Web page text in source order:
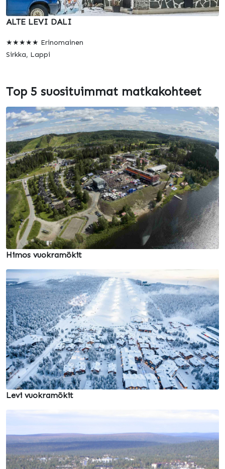
ALTE LEVI DALI
★★★★★ Erinomainen
Sirkka, Lappi
Top 5 suosituimmat matkakohteet
Himos vuokramökit
Levi vuokramökit